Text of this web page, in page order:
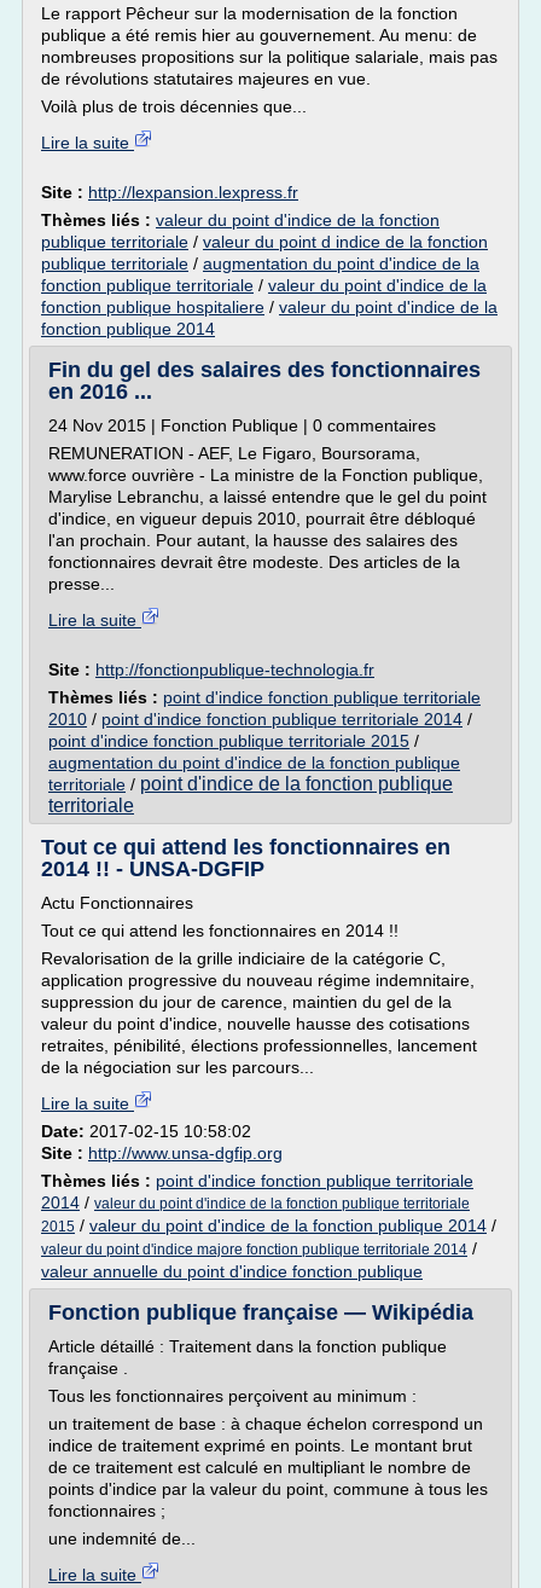
Le rapport Pêcheur sur la modernisation de la fonction
publique a été remis hier au gouvernement. Au menu: de
nombreuses propositions sur la politique salariale, mais pas
de révolutions statutaires majeures en vue.
Voilà plus de trois décennies que...
Lire la suite
Site : http://lexpansion.lexpress.fr
Thèmes liés : valeur du point d'indice de la fonction
publique territoriale / valeur du point d indice de la fonction
publique territoriale / augmentation du point d'indice de la
fonction publique territoriale / valeur du point d'indice de la
fonction publique hospitaliere / valeur du point d'indice de la
fonction publique 2014
Fin du gel des salaires des fonctionnaires
en 2016 ...
24 Nov 2015 | Fonction Publique | 0 commentaires
REMUNERATION - AEF, Le Figaro, Boursorama,
www.force ouvrière - La ministre de la Fonction publique,
Marylise Lebranchu, a laissé entendre que le gel du point
d'indice, en vigueur depuis 2010, pourrait être débloqué
l'an prochain. Pour autant, la hausse des salaires des
fonctionnaires devrait être modeste. Des articles de la
presse...
Lire la suite
Site : http://fonctionpublique-technologia.fr
Thèmes liés : point d'indice fonction publique territoriale
2010 / point d'indice fonction publique territoriale 2014 /
point d'indice fonction publique territoriale 2015 /
augmentation du point d'indice de la fonction publique
territoriale / point d'indice de la fonction publique
territoriale
Tout ce qui attend les fonctionnaires en
2014 !! - UNSA-DGFIP
Actu Fonctionnaires
Tout ce qui attend les fonctionnaires en 2014 !!
Revalorisation de la grille indiciaire de la catégorie C,
application progressive du nouveau régime indemnitaire,
suppression du jour de carence, maintien du gel de la
valeur du point d'indice, nouvelle hausse des cotisations
retraites, pénibilité, élections professionnelles, lancement
de la négociation sur les parcours...
Lire la suite
Date: 2017-02-15 10:58:02
Site : http://www.unsa-dgfip.org
Thèmes liés : point d'indice fonction publique territoriale
2014 / valeur du point d'indice de la fonction publique territoriale
2015 / valeur du point d'indice de la fonction publique 2014 /
valeur du point d'indice majore fonction publique territoriale 2014 /
valeur annuelle du point d'indice fonction publique
Fonction publique française — Wikipédia
Article détaillé : Traitement dans la fonction publique
française .
Tous les fonctionnaires perçoivent au minimum :
un traitement de base : à chaque échelon correspond un
indice de traitement exprimé en points. Le montant brut
de ce traitement est calculé en multipliant le nombre de
points d'indice par la valeur du point, commune à tous les
fonctionnaires ;
une indemnité de...
Lire la suite